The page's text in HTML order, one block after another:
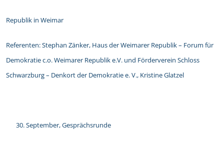
Republik in Weimar
Referenten: Stephan Zänker, Haus der Weimarer Republik – Forum für
Demokratie c.o. Weimarer Republik e.V. und Förderverein Schloss
Schwarzburg – Denkort der Demokratie e. V., Kristine Glatzel
September, Gesprächsrunde